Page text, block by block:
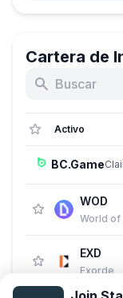
Cartera de
Activo
BC.Game
WOD
EXD
Exorde